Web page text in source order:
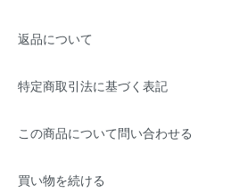
返品について
特定商取引法に基づく表記
この商品について問い合わせる
買い物を続ける